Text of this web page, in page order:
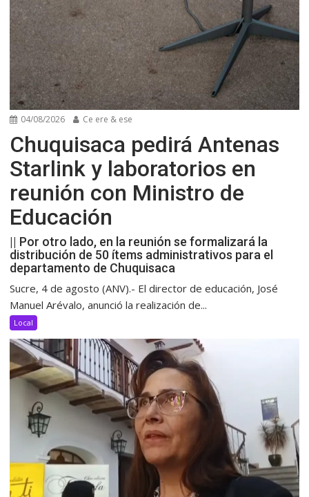
04/08/2026 Ce ere & ese
Chuquisaca pedirá Antenas
Starlink y laboratorios en
reunión con Ministro de
Educación
|| Por otro lado, en la reunión se formalizará la
distribución de 50 ítems administrativos para el
departamento de Chuquisaca
Sucre, 4 de agosto (ANV).- El director de educación, José
Manuel Arévalo, anunció la realización de...
Local